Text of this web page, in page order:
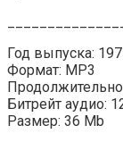
Год выпуска:
Формат: MP3
Битрейт аудио:
Размер: 36 Mb